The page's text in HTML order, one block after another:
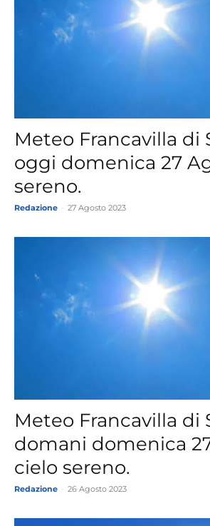
Meteo Francavilla di
oggi domenica 27
sereno.
Redazione 27 Agosto 2023
Meteo Francavilla di
domani domenica
cielo sereno.
Redazione 26 Agosto 2023